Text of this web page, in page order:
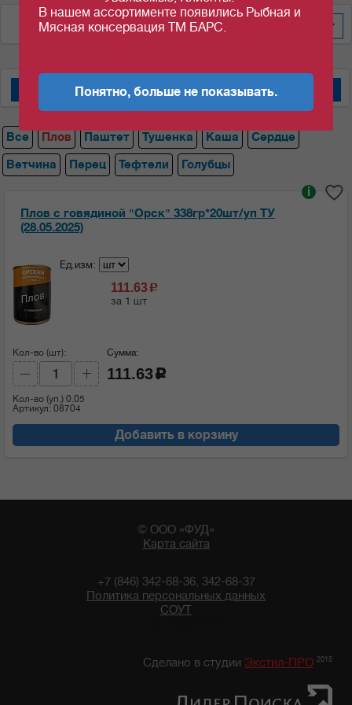
По весу за шт/кг
Мясные консервы "Барс" Мясные консервы "Орский мясокомбинат"
Все Плов Паштет Тушенка Каша
Сердце
Ветчина
Перец Тефтели Голубцы
Плов с говядиной "Орск" 338гр*20шт/уп ТУ
(28.05.2025)
i
Ед.изм:
111.63 c
за 1 шт
Кол-во (шт):
Кол-во (уп.) 0.05
Артикул: 08704
Сумма:
111.63 c
Добавить в корзину
© ООО «ФУД»
Карта сайта
+7 (846) 342-68-36, 342-68-37
Политика персональных данных
СОУТ
Сделано в студии Экстил-ПРО 2015
В нашем ассортименте появились Рыбная и
Мясная консервация ТМ БАРС.
Понятно, больше не показывать.